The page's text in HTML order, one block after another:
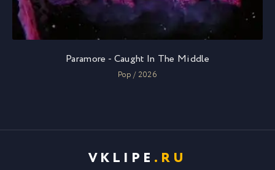
Paramore - Caught In The Middle
Pop / 2026
VKLIPE .RU